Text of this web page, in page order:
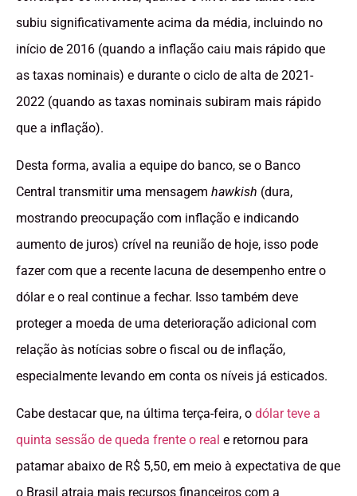
subiu significativamente acima da média, incluindo no
início de 2016 (quando a inflação caiu mais rápido que
as taxas nominais) e durante o ciclo de alta de 2021-
2022 (quando as taxas nominais subiram mais rápido
que a inflação).
Desta forma, avalia a equipe do banco, se o Banco
Central transmitir uma mensagem hawkish (dura,
mostrando preocupação com inflação e indicando
aumento de juros) crível na reunião de hoje, isso pode
fazer com que a recente lacuna de desempenho entre o
dólar e o real continue a fechar. Isso também deve
proteger a moeda de uma deterioração adicional com
relação às notícias sobre o fiscal ou de inflação,
especialmente levando em conta os níveis já esticados.
Cabe destacar que, na última terça-feira, o dólar teve a
quinta sessão de queda frente o real e retornou para
patamar abaixo de R$ 5,50, em meio à expectativa de que
o Brasil atraia mais recursos financeiros com a